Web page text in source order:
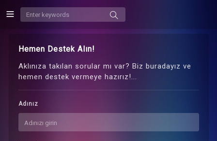
Hemen Destek Alın!
Aklınıza takılan sorular mı var? Biz buradayız ve
hemen destek vermeye hazırız!...
Adınız